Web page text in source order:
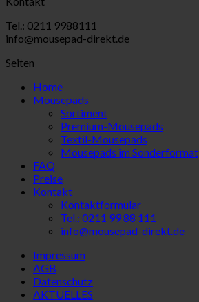
Tel.: 0211 9988111
info@mousepad-direkt.de
Seiten
Home
Mousepads
Sortiment
Premium-Mousepads
Textil-Mousepads
Mousepads im Sonderformat
FAQ
Preise
Kontakt
Kontaktformular
Tel.: 0211 99 88 111
info@mousepad-direkt.de
Impressum
AGB
Datenschutz
AKTUELLES